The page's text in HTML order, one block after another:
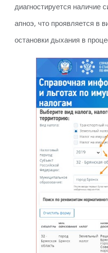
диагностируется наличие
апноэ, что проявляется в
остановки дыхания в